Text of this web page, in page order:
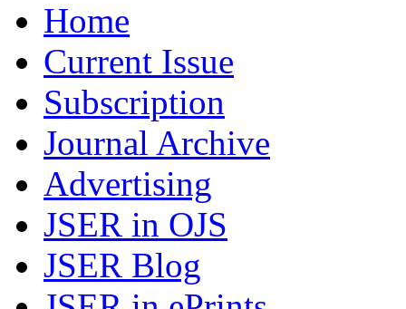
Home
Current Issue
Subscription
Journal Archive
Advertising
JSER in OJS
JSER Blog